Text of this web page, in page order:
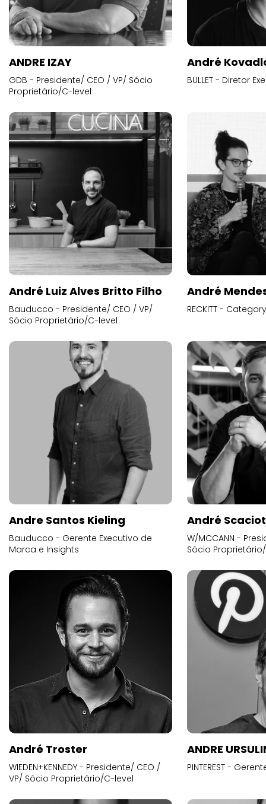
ANDRE IZAY
GDB - Presidente/ CEO / VP/ Sócio
Proprietário/C-level
André
BULLET - Diretor
André Luiz Alves Britto Filho
Bauducco - Presidente/ CEO / VP/
Sócio Proprietário/C-level
André
RECKITT -
Andre Santos Kieling
Bauducco - Gerente Executivo de
Marca e Insights
André
W/MCCANN -
Sócio
André Troster
WIEDEN+KENNEDY - Presidente/ CEO /
VP/ Sócio Proprietário/C-level
ANDRE
PINTEREST -